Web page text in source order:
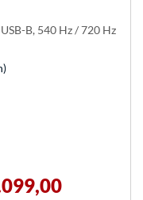
B, 540 Hz / 720 Hz